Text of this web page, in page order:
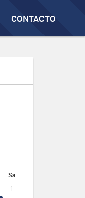
CONTACTO
Sa
1